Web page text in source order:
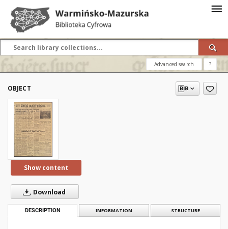
Advanced search ?
OBJECT
Show content
Download
DESCRIPTION INFORMATION STRUCTURE